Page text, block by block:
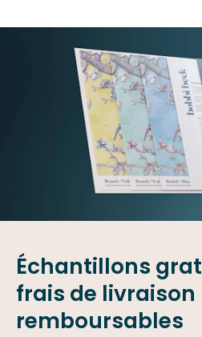
Échantillons
frais de livraison
remboursables